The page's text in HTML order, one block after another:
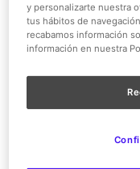
atracción. Esta
del parque, pero
puede ver esta
símbolo al parque,
Como es un
y personalizarte nuestra
tus hábitos de
recabamos información
información en nuestra